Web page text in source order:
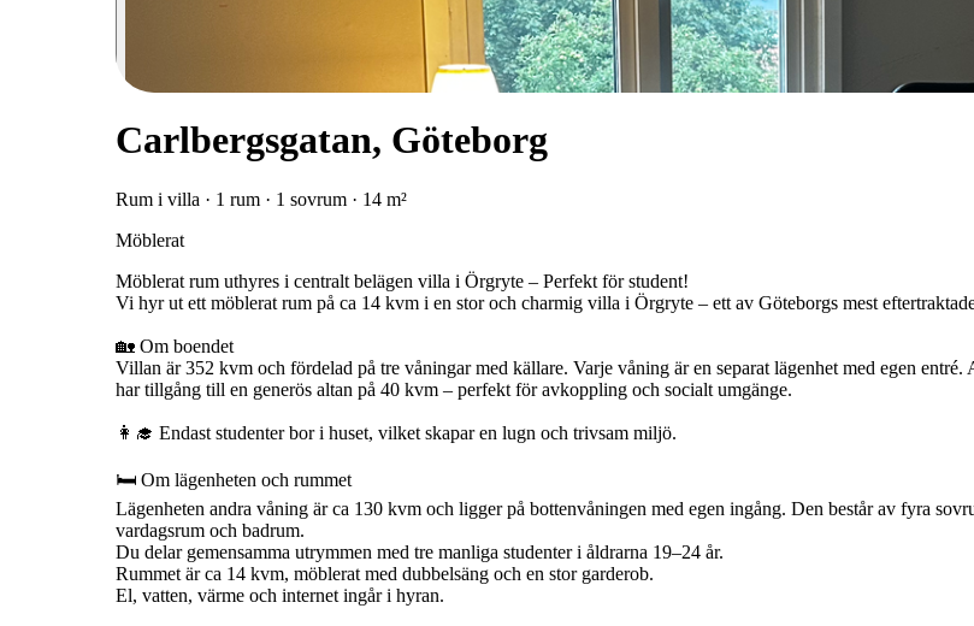
Carlbergsgatan, Göteborg
Rum i villa · 1 rum · 1 sovrum · 14 m²
Möblerat
Möblerat rum uthyres i centralt belägen villa i Örgryte – Perfekt för student!
Vi hyr ut ett möblerat rum på ca 14 kvm i en stor och charmig villa i Örgryte – ett av Göteborgs mest
🏡 Om boendet
Villan är 352 kvm och fördelad på tre våningar med källare. Varje våning är en separat lägenhet med egen entré.
har tillgång till en generös altan på 40 kvm – perfekt för avkoppling och socialt umgänge.
👩‍🎓 Endast studenter bor i huset, vilket skapar en lugn och trivsam miljö.
🛏 Om lägenheten och rummet
Lägenheten andra våning är ca 130 kvm och ligger på bottenvåningen med egen ingång. Den består av fyra
vardagsrum och badrum.
Du delar gemensamma utrymmen med tre manliga studenter i åldrarna 19–24 år.
Rummet är ca 14 kvm, möblerat med dubbelsäng och en stor garderob.
El, vatten, värme och internet ingår i hyran.